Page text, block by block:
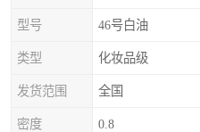
型号 46号白油
类型 化妆品级
发货范围 全国
密度 0.8